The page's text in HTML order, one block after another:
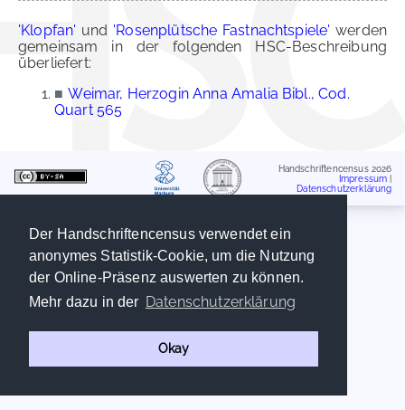
Der Handschriftencensus verwendet ein
anonymes Statistik-Cookie, um die Nutzung
der Online-Präsenz auswerten zu können.
Mehr dazu in der Datenschutzerklärung
Okay
'Klopfan' und 'Rosenplütsche Fastnachtspiele' werden
gemeinsam in der folgenden HSC-Beschreibung
überliefert:
■ Weimar, Herzogin Anna Amalia Bibl., Cod.
Quart 565
Handschriftencensus 2026
Impressum
Datenschutzerklärung